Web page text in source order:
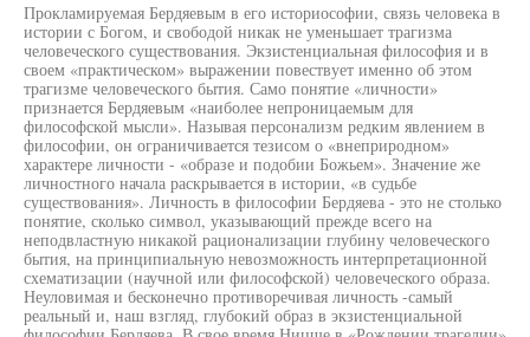
Прокламируемая Бердяевым в его историософии, связь человека в
истории с Богом, и свободой никак не уменьшает трагизма
человеческого существования. Экзистенциальная философия и в
своем «практическом» выражении повествует именно об этом
трагизме человеческого бытия. Само понятие «личности»
признается Бердяевым «наиболее непроницаемым для
философской мысли». Называя персонализм редким явлением в
философии, он ограничивается тезисом о «внеприродном»
характере личности - «образе и подобии Божьем». Значение же
личностного начала раскрывается в истории, «в судьбе
существования». Личность в философии Бердяева - это не столько
понятие, сколько символ, указывающий прежде всего на
неподвластную никакой рационализации глубину человеческого
бытия, на принципиальную невозможность интерпретационной
схематизации (научной или философской) человеческого образа.
Неуловимая и бесконечно противоречивая личность -самый
реальный и, наш взгляд, глубокий образ в экзистенциальной